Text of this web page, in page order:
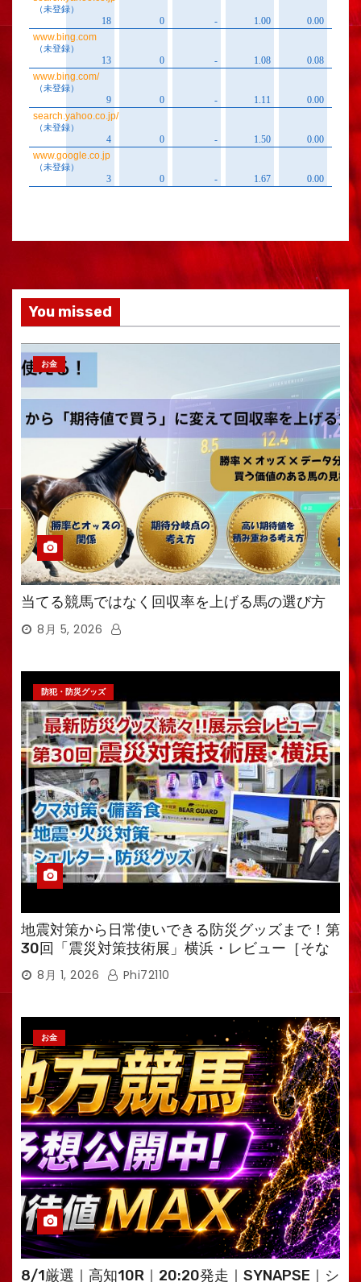
You missed
お金
当てる競馬ではなく回収率を上げる馬の選び方
8月 5, 2026
防犯・防災グッズ
地震対策から日常使いできる防災グッズまで！第
30回「震災対策技術展」横浜・レビュー［そな
えるTV・高荷智也］
8月 1, 2026 Phi72110
お金
8/1厳選｜高知10R｜20:20発走｜SYNAPSE｜シ